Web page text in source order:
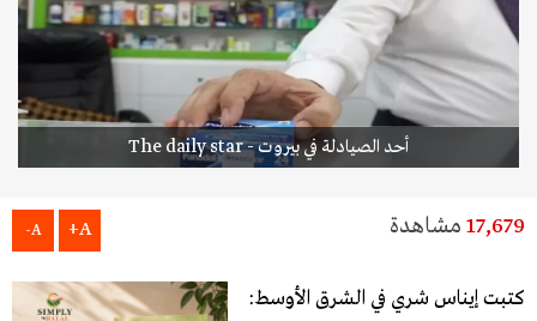
أحد الصيادلة في بيروت - The daily star
17,679 مشاهدة A+
A-
كتبت إيناس شري في الشرق الأوسط: